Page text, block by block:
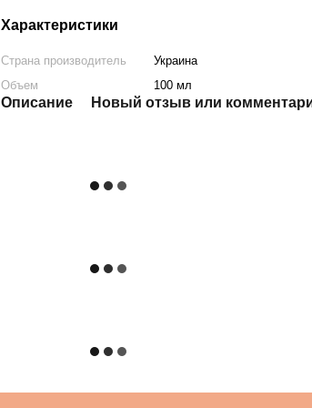
Характеристики
Страна производитель
Украина
Объем
100 мл
Описание Новый отзыв или